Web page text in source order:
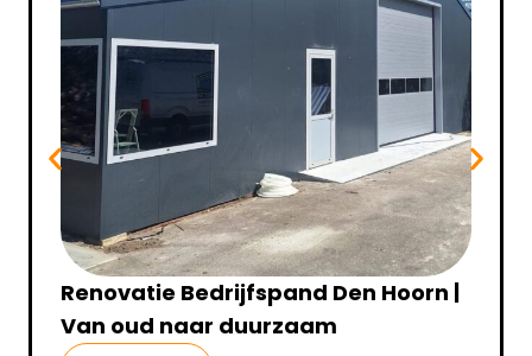
Renovatie Bedrijfspand Den Hoorn |
Van oud naar duurzaam